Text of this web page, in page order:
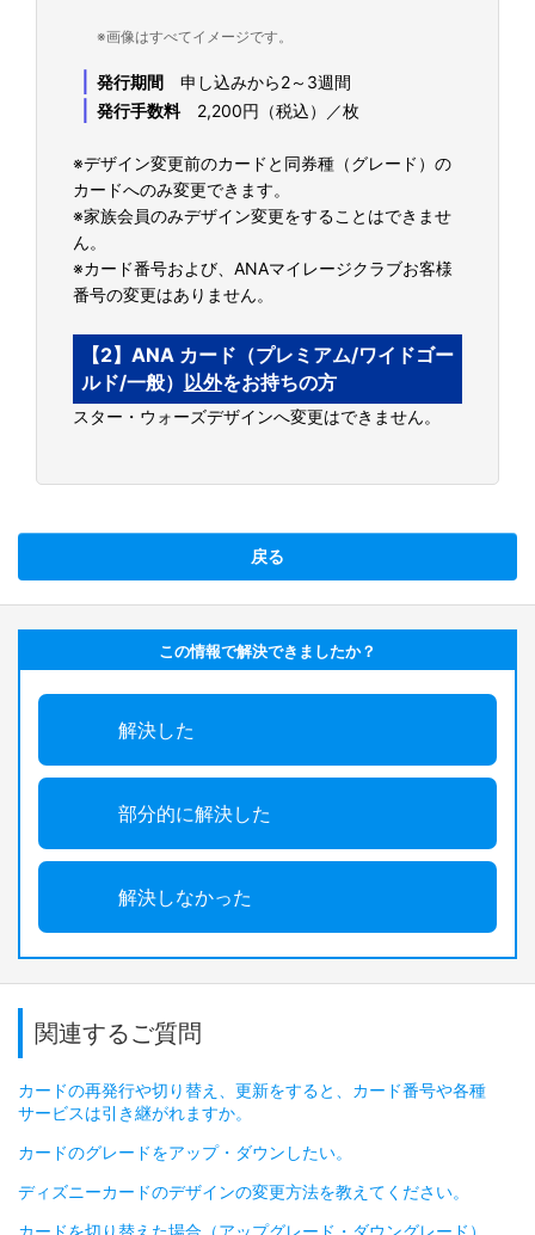
※画像はすべてイメージです。
｜ 発行期間 申し込みから2～3週間
｜ 発行手数料 2,200円（税込）／枚
※デザイン変更前のカードと同券種（グレード）の
カードへのみ変更できます。
※家族会員のみデザイン変更をすることはできませ
ん。
※カード番号および、ANAマイレージクラブお客様
番号の変更はありません。
【2】ANA カード（プレミアム/ワイドゴー
ルド/一般） 以外をお持ちの方
スター・ウォーズデザインへ変更はできません。
戻る
この情報で解決できましたか？
解決した
部分的に解決した
解決しなかった
関連するご質問
カードの再発行や切り替え、更新をすると、カード番号や各種
サービスは引き継がれますか。
カードのグレードをアップ・ダウンしたい。
ディズニーカードのデザインの変更方法を教えてください。
カードを切り替えた場合（アップグレード・ダウングレード）